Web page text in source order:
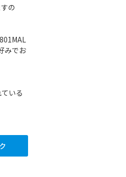
の
みでお
いる